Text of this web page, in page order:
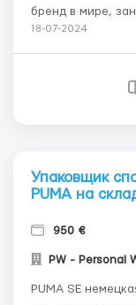
бренд в мире,
леденцов.
каждого месяца
18-07-2024
Упаковщик
PUMA на
950 €
PW - Personal
PUMA SE